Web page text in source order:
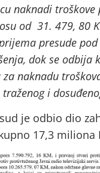
naknadi troškove
od 31. 479, 80
presude
dok se odbija
za naknadu
i
je odbio dio
17,3 miliona